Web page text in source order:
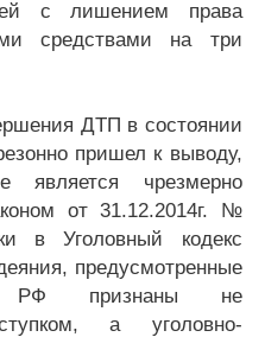
с лишением права
средствами на три
ДТП в состоянии
пришел к выводу,
является чрезмерно
от 31.12.2014г. №
в Уголовный кодекс
предусмотренные
признаны не
а уголовно-